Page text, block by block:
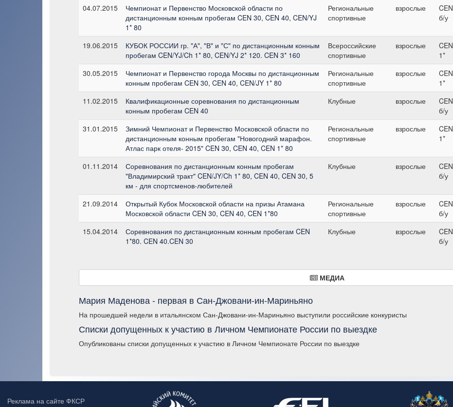
04.07.2015
Чемпионат и Первенство Московской области по
дистанционным конным пробегам CEN 30, CEN 40, CEN/YJ
1* 80
Региональные
спортивные
взрослые
CEN
б/у
19.06.2015
КУБОК РОССИИ гр. "А", "В" и "С" по дистанционным конным
пробегам CEN/YJ/Ch 1* 80, CEN/YJ 2* 120. CEN 3* 160
Всероссийские
спортивные
взрослые
CEN
1*
30.05.2015
Чемпионат и Первенство города Москвы по дистанционным
конным пробегам CEN 30, CEN 40, CEN/JY 1* 80
Региональные
спортивные
взрослые
CEN
1*
11.02.2015
Квалификационные соревнования по дистанционным
конным пробегам CEN 40
Клубные взрослые
CEN
б/у
31.01.2015
Зимний Чемпионат и Первенство Московской области по
дистанционным конным пробегам "Новогодний марафон.
Атлас парк отеля- 2015" CEN 30, CEN 40, CEN 1* 80
Региональные
спортивные
взрослые
CEN
1*
01.11.2014
Соревнования по дистанционным конным пробегам
"Владимирский тракт" CEN/JY/Ch 1* 80, CEN 40, CEN 30, 5
км - для спортсменов-любителей
Клубные взрослые
CEN
б/у
21.09.2014
Открытый Кубок Московской области на призы Атамана
Московской области CEN 30, CEN 40, CEN 1*80
Региональные
спортивные
взрослые
CEN
б/у
15.04.2014
Соревнования по дистанционным конным пробегам CEN
1*80. CEN 40.CEN 30
Клубные взрослые
CEN
б/у
МЕДИА
Мария Маденова - первая в Сан-Джовани-ин-Мариньяно
На прошедшей недели в итальянском Сан-Джовани-ин-Мариньяно выступили российские конкуристы
Списки допущенных к участию в Личном Чемпионате России по выездке
Опубликованы списки допущенных к участию в Личном Чемпионате России по выездке
Реклама на сайте ФКСР